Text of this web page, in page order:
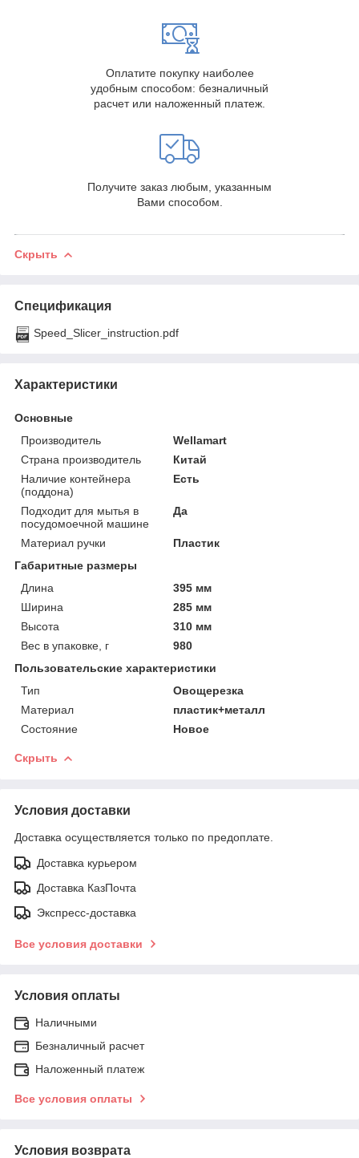
Оплатите покупку наиболее
удобным способом: безналичный
расчет или наложенный платеж.
Получите заказ любым, указанным
Вами способом.
Скрыть
Спецификация
Speed_Slicer_instruction.pdf
Характеристики
Основные
Производитель
Wellamart
Страна производитель
Китай
Наличие контейнера
(поддона)
Есть
Подходит для мытья в
посудомоечной машине
Да
Материал ручки
Пластик
Габаритные размеры
Длина
395 мм
Ширина
285 мм
Высота
310 мм
Вес в упаковке, г
980
Пользовательские характеристики
Тип
Овощерезка
Материал
пластик+металл
Состояние
Новое
Скрыть
Условия доставки
Доставка осуществляется только по предоплате.
Доставка курьером
Доставка КазПочта
Экспресс-доставка
Все условия доставки
Условия оплаты
Наличными
Безналичный расчет
Наложенный платеж
Все условия оплаты
Условия возврата